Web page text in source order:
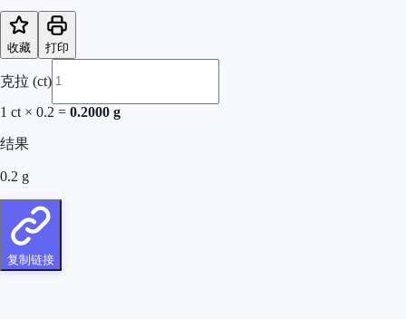
收藏 打印
克拉 (ct)
1 ct × 0.2 = 0.2000 g
结果
0.2 g
复制链接